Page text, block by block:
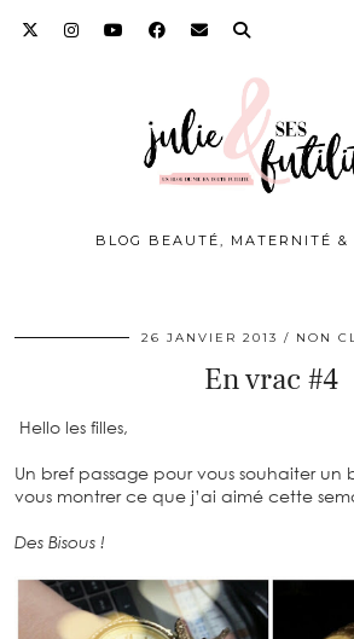
BLOG BEAUTÉ, MATERNITÉ &
26 JANVIER 2013 NON
En vrac #4
Hello les filles,
Un bref passage pour vous souhaiter
vous montrer ce que j’ai aimé cette
Des Bisous !